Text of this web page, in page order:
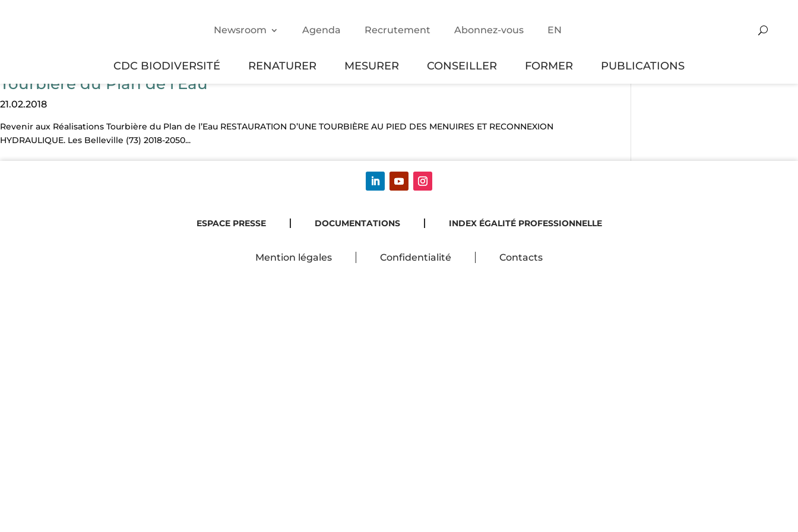
Newsroom Agenda Recrutement Abonnez-vous EN
CDC BIODIVERSITÉ RENATURER MESURER CONSEILLER FORMER PUBLICATIONS
Tourbière du Plan de l’Eau
21.02.2018
Revenir aux Réalisations Tourbière du Plan de l’Eau RESTAURATION D’UNE TOURBIÈRE AU PIED DES MENUIRES ET RECONNEXION
HYDRAULIQUE. Les Belleville (73) 2018-2050...
ESPACE PRESSE DOCUMENTATIONS INDEX ÉGALITÉ PROFESSIONNELLE
Mention légales Confidentialité Contacts